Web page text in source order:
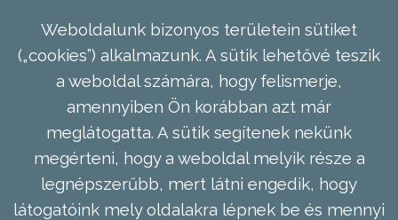
Weboldalunk bizonyos területein sütiket
(„cookies”) alkalmazunk. A sütik lehetővé teszik
a weboldal számára, hogy felismerje,
amennyiben Ön korábban azt már
meglátogatta. A sütik segítenek nekünk
megérteni, hogy a weboldal melyik része a
legnépszerűbb, mert látni engedik, hogy
látogatóink mely oldalakra lépnek be és mennyi